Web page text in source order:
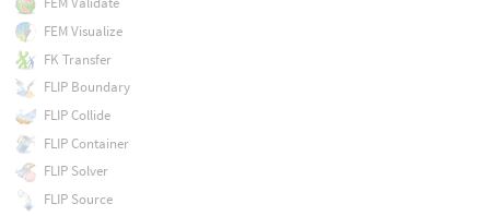
FEM Visualize
FK Transfer
FLIP Boundary
FLIP Collide
FLIP Container
FLIP Solver
FLIP Source